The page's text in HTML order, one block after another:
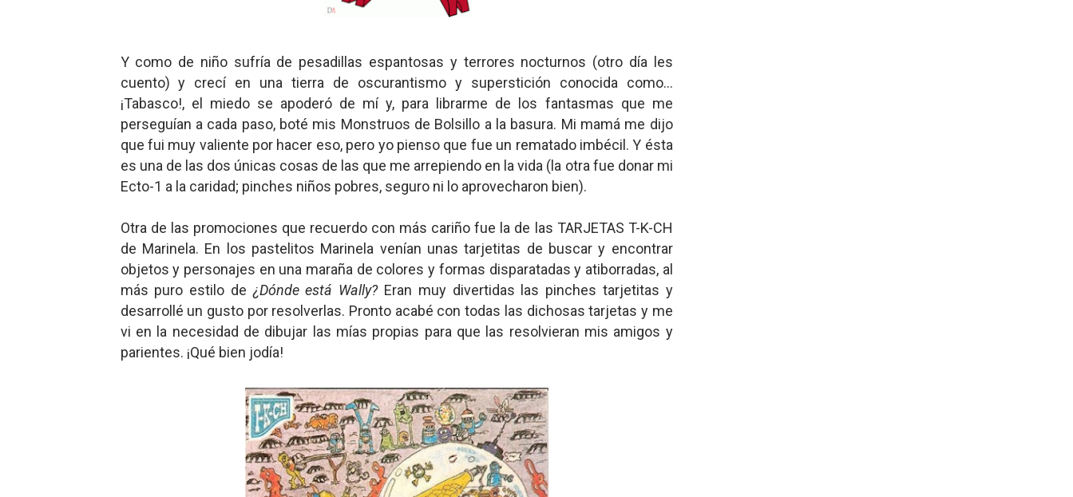
Y como de niño sufría de pesadillas espantosas y terrores nocturnos (otro día les
cuento) y crecí en una tierra de oscurantismo y superstición conocida como...
¡Tabasco!, el miedo se apoderó de mí y, para librarme de los fantasmas que me
perseguían a cada paso, boté mis Monstruos de Bolsillo a la basura. Mi mamá me dijo
que fui muy valiente por hacer eso, pero yo pienso que fue un rematado imbécil. Y ésta
es una de las dos únicas cosas de las que me arrepiendo en la vida (la otra fue donar mi
Ecto-1 a la caridad; pinches niños pobres, seguro ni lo aprovecharon bien).
Otra de las promociones que recuerdo con más cariño fue la de las TARJETAS T-K-CH
de Marinela. En los pastelitos Marinela venían unas tarjetitas de buscar y encontrar
objetos y personajes en una maraña de colores y formas disparatadas y atiborradas, al
más puro estilo de ¿Dónde está Wally?Eran muy divertidas las pinches tarjetitas y
desarrollé un gusto por resolverlas. Pronto acabé con todas las dichosas tarjetas y me
vi en la necesidad de dibujar las mías propias para que las resolvieran mis amigos y
parientes. ¡Qué bien jodía!